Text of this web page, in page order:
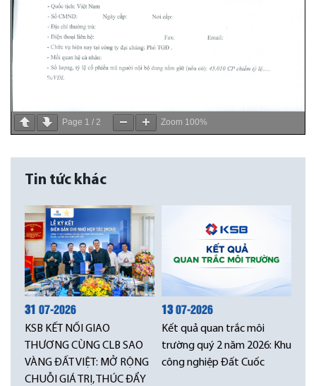
Page 1 / 2 Zoom 100%
Tin tức khác
31 07-2026
KSB KẾT NỐI GIAO
THƯƠNG CÙNG CLB SAO
VÀNG ĐẤT VIỆT: MỞ RỘNG
CHUỖI GIÁ TRỊ, THÚC ĐẨY
1307-2026
Kết quả quan trắc môi
trường quý 2 năm 2026: Khu
công nghiệp Đất Cuốc